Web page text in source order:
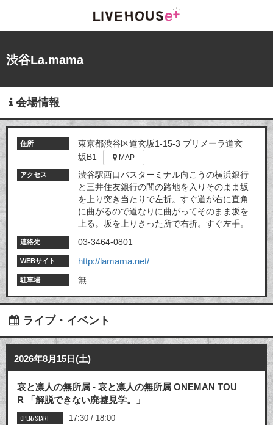
渋谷La.mama
会場情報
住所
東京都渋谷区道玄坂1-15-3 プリメーラ道玄
坂B1
MAP
アクセス
渋谷駅西口バスターミナル向こうの横浜銀行
と三井住友銀行の間の路地を入りそのまま坂
を上り突き当たりで左折。すぐ道が右に直角
に曲がるので道なりに曲がってそのまま坂を
上る。坂を上りきった所で右折。すぐ左手。
連絡先 03-3464-0801
WEBサイト http://lamama.net/
駐車場 無
ライブ・イベント
2026年8月15日(土)
哀と凛人の無所属 - 哀と凛人の無所属 ONEMAN TOU
R 「解脱できない廃墟見学。」
OPEN/START
17:30 / 18:00